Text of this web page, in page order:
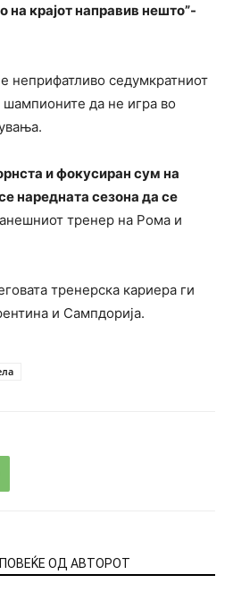
на крајот направив нешто”-
неприфатливо седумкратниот
шампионите да не игра во
и фокусиран сум на
наредната сезона да се
тренер на Рома и
тренерска кариера ги
и Сампдорија.
ПОВЕЌЕ ОД АВТОРОТ